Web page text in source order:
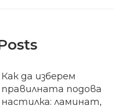
Как да изберем
правилната подова
настилка: ламинат,